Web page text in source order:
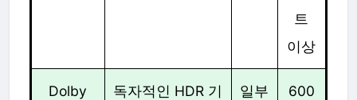
트
이상
Dolby
독자적인 HDR 기
일부
600